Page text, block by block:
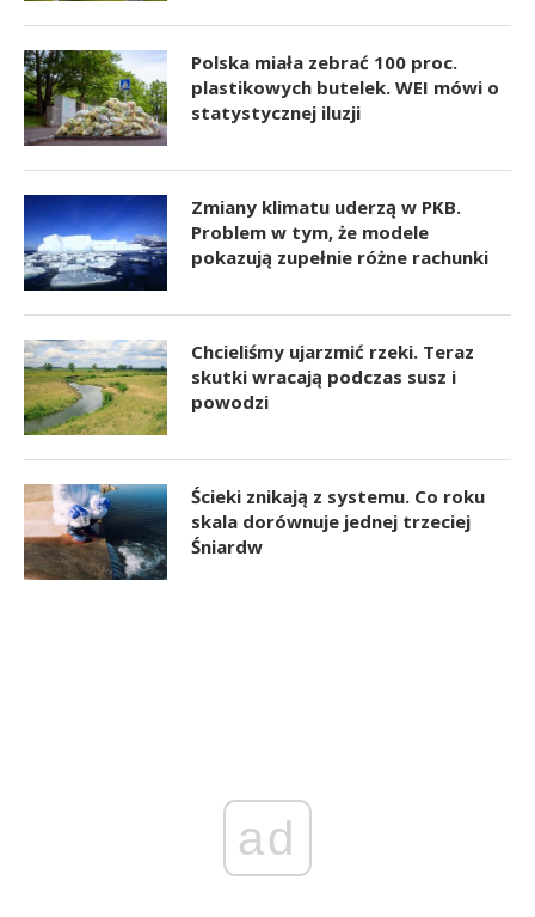
Polska miała zebrać 100 proc.
plastikowych butelek. WEI mówi o
statystycznej iluzji
Zmiany klimatu uderzą w PKB.
Problem w tym, że modele
pokazują zupełnie różne rachunki
Chcieliśmy ujarzmić rzeki. Teraz
skutki wracają podczas susz i
powodzi
Ścieki znikają z systemu. Co roku
skala dorównuje jednej trzeciej
Śniardw
ad